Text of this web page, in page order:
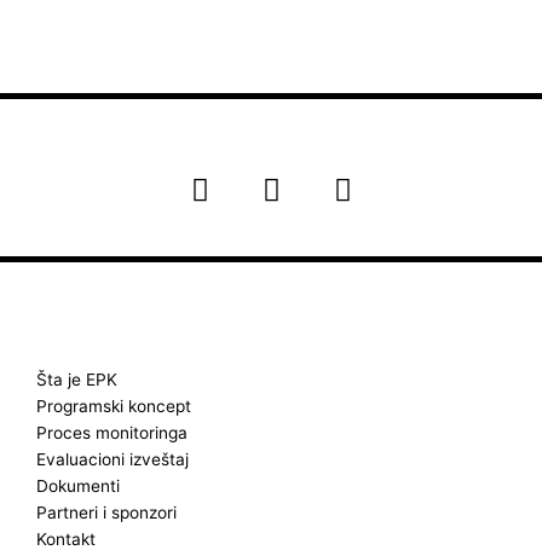
F
a
e
I
n
t
Y
o
t
Šta je EPK
Programski koncept
Proces monitoringa
Evaluacioni izveštaj
Dokumenti
Partneri i sponzori
Kontakt